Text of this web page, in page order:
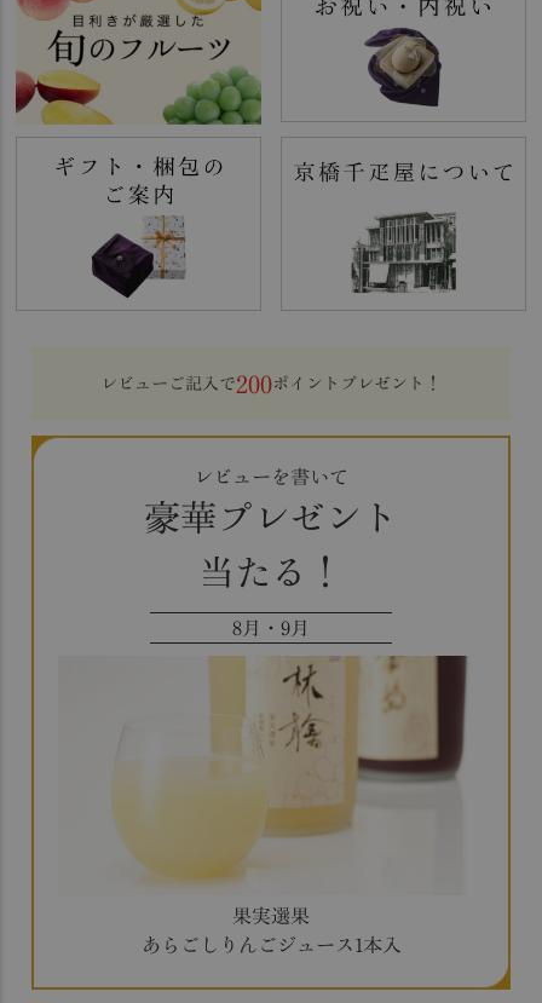
レビューご記入で200ポイントプレゼント！
レビューを書いて
豪華プレゼント
当たる！
8月・9月
果実選果
あらごしりんごジュース1本入